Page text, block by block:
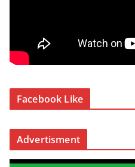
Facebook Like
Advertisment